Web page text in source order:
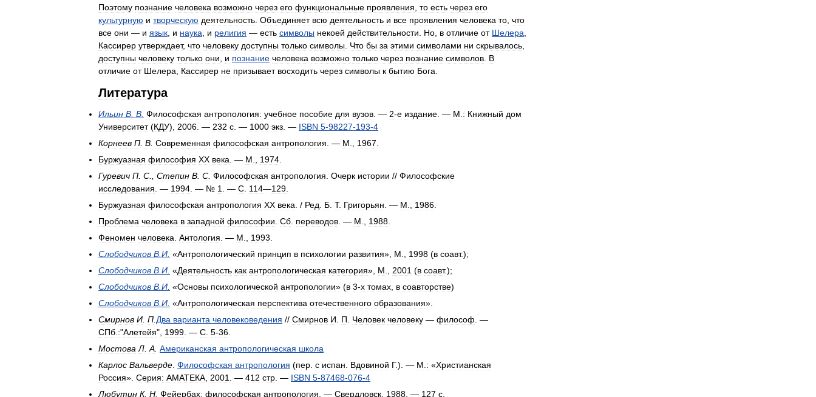
Поэтому познание человека возможно через его функциональные проявления то есть через его
культурную и творческую деятельность Объединяет всю деятельность и все проявления человека то что
все они — и язык и наука и религия — есть символы некоей действительности Но в отличие от Шелера
Кассирер утверждает, что человеку доступны только символы Что бы за этими символами ни скрывалось
доступны человеку только они и познание человека возможно только через познание символов В
отличие от Шелера Кассирер не призывает восходить через символы к бытию Бога
Литература
Ильин В В Философская антропология: учебное пособие для вузов . — 2-е издание . — М : Книжный дом
Университет(КДУ), 2006 . — 232 с . — 1000 экз — ISBN 5-98227-193-4
Корнеев П В Современная философская антропология . — М 1967
Буржуазная философия XX века . — М 1974
Гуревич П С Степин В С Философская антропология Очерк истории // Философские
исследования . — 1994 . — № 1 . — С 114—129
Буржуазная философская антропология XX века . / Ред Б Т. Григорьян . — М 1986
Проблема человека в западной философии Сб переводов . — М 1988
Феномен человека Антология . — М 1993
Слободчиков В И «Антропологический принцип в психологии развития», М 1998 (в соавт.);
Слободчиков В И «Деятельность как антропологическая категория», М 2001 (в соавт.);
Слободчиков В И «Основы психологической антропологии» (в 3-х томах в соавторстве)
Слободчиков В И «Антропологическая перспектива отечественного образования».
Смирнов И П Два варианта человековедения // Смирнов И П Человек человеку — философ . —
СПб :"Алетейя", 1999 . — С 5-36
Мостова Л А Американская антропологическая школа
Карлос Вальверде Философская антропология (пер с испан Вдовиной Г.). — М : «Христианская
Россия». Серия: АМАТЕКА 2001 . — 412 стр . — ISBN 5-87468-076-4
Любутин К. Н Фейербах: философская антропология . — Свердловск 1988 . — 127 с